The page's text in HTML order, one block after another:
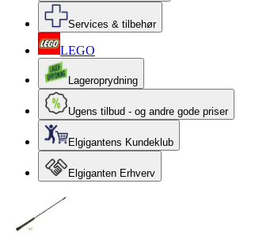
Services & tilbehør
LEGO
Lageroprydning
Ugens tilbud - og andre gode priser
Elgigantens Kundeklub
Elgiganten Erhverv